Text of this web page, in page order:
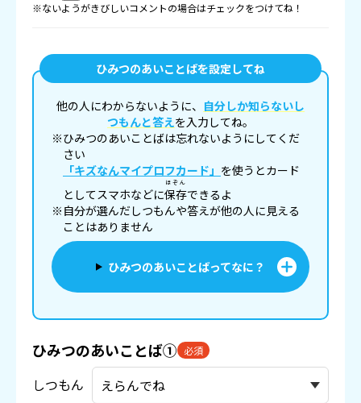
※ないようがきびしいコメントの場合はチェックをつけてね！
ひみつのあいことばを設定してね
他の人にわからないように、 自分しか知らないし
つもんと答えを入力してね。
※ひみつのあいことばは忘れないようにしてくだ
さい
「キズなんマイプロフカード」 を使うとカード
としてスマホなどに保存
ほぞん
できるよ
※自分が選んだしつもんや答えが他の人に見える
ことはありません
ひみつのあいことばってなに？
ひみつのあいことば① 必須
しつもん